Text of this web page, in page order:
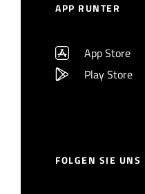
APP RUNTER
App Store
Play Store
FOLGEN SIE UNS